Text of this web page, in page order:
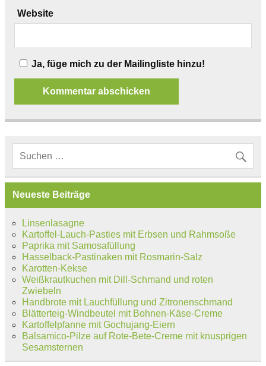
Website
Ja, füge mich zu der Mailingliste hinzu!
Neueste Beiträge
Linsenlasagne
Kartoffel-Lauch-Pasties mit Erbsen und Rahmsoße
Paprika mit Samosafüllung
Hasselback-Pastinaken mit Rosmarin-Salz
Karotten-Kekse
Weißkrautkuchen mit Dill-Schmand und roten
Zwiebeln
Handbrote mit Lauchfüllung und Zitronenschmand
Blätterteig-Windbeutel mit Bohnen-Käse-Creme
Kartoffelpfanne mit Gochujang-Eiern
Balsamico-Pilze auf Rote-Bete-Creme mit knusprigen
Sesamsternen